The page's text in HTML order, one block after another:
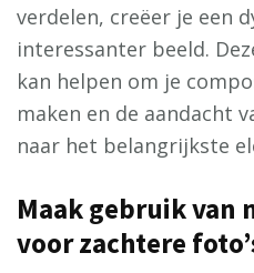
verdelen, creëer je een
interessanter beeld.
kan helpen om je
maken en de aandacht
naar het belangrijkste
Maak gebruik
voor zachtere